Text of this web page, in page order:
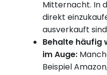
Mitternacht. In
direkt
ausverkauft
Behalte häufig
im Auge:
Beispiel